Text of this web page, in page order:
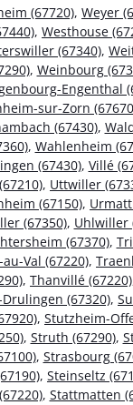
(67720), Weyer
, Westhouse
(67340),
, Weinbourg
Engenthal
sur-Zorn
(67430),
, Wahlenheim
(67430), Villé
, Uttwiller
(67150),
(67350), Uhlwiller
(67370),
Val (67220),
, Thanvillé (67220)
(67320),
, Stutzheim-
, Struth (67290),
, Strasbourg
, Steinseltz
, Stattmatten